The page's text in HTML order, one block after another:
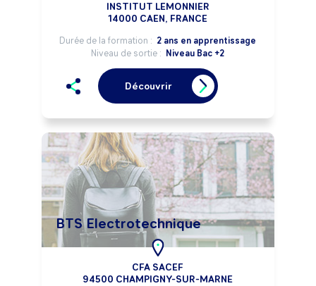
INSTITUT LEMONNIER
14000 CAEN, FRANCE
Durée de la formation : 2 ans en apprentissage
Niveau de sortie : Niveau Bac +2
Découvrir
BTS Electrotechnique
CFA SACEF
94500 CHAMPIGNY-SUR-MARNE